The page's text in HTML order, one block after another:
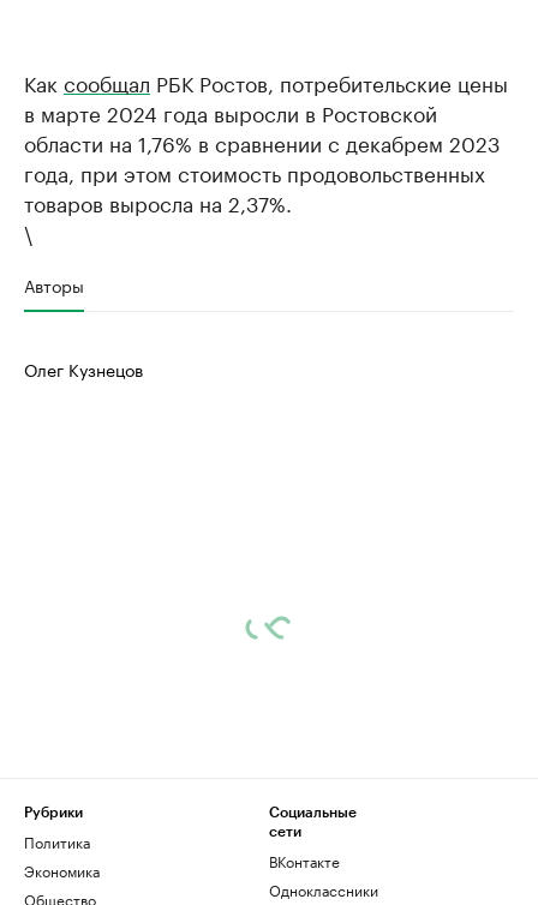
Как сообщал РБК Ростов, потребительские цены
в марте 2024 года выросли в Ростовской
области на 1,76% в сравнении с декабрем 2023
года, при этом стоимость продовольственных
товаров выросла на 2,37%.
\
Авторы
Олег Кузнецов
Рубрики
Политика
Экономика
Общество
Социальные
сети
ВКонтакте
Одноклассники